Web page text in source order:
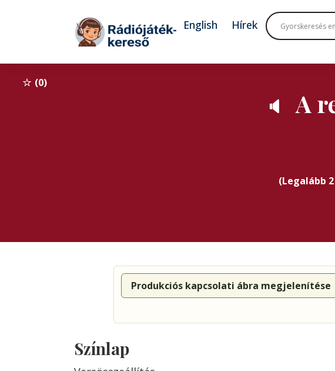
Tovább a tartalomhoz
English Hírek
0
🔈 A
(Legalább
Produkciós kapcsolati ábra megjelenítése
Színlap